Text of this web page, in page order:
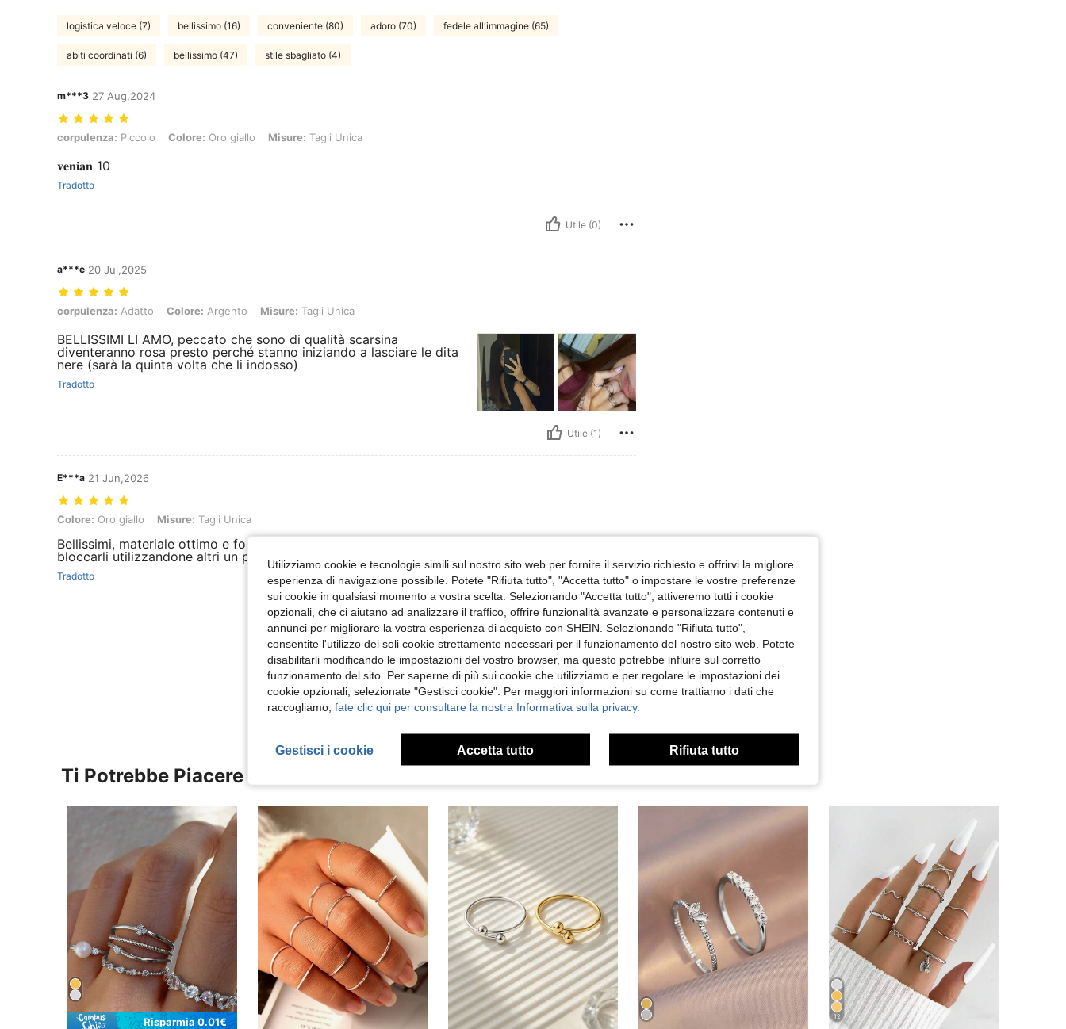
logistica veloce (7) bellissimo (16) conveniente (80) adoro (70) fedele all'immagine (65)
abiti coordinati (6) bellissimo (47) stile sbagliato (4)
m***3 27 Aug,2024
corpulenza: Piccolo, Colore: Oro giallo, Misure: Tagli Unica
corpulenza: Piccolo Colore: Oro giallo Misure: Tagli Unica
𝐯𝐞𝐧𝐢𝐚𝐧 10
Tradotto
Utile (0)
a***e 20 Jul,2025
corpulenza: Adatto, Colore: Argento, Misure: Tagli Unica
corpulenza: Adatto Colore: Argento Misure: Tagli Unica
BELLISSIMI LI AMO, peccato che sono di qualità scarsina
diventeranno rosa presto perché stanno iniziando a lasciare le dita
nere (sarà la quinta volta che li indosso)
Tradotto
Utile (1)
E***a 21 Jun,2026
Colore: Oro giallo, Misure: Tagli Unica
Colore: Oro giallo Misure: Tagli Unica
Bellissimi, materiale ottimo e forme diverse Alcuni sono un po’ grandini, ma basta
bloccarli utilizzandone altri un più stretti Li adoro!
Tradotto
Utile (0)
Visualizza Altre Recensioni
Ti Potrebbe Piacere
Risparmia 0.01€ 12
Utilizziamo cookie e tecnologie simili sul nostro sito web per fornire il servizio richiesto e offrirvi la migliore
esperienza di navigazione possibile. Potete "Rifiuta tutto", "Accetta tutto" o impostare le vostre preferenze
sui cookie in qualsiasi momento a vostra scelta. Selezionando "Accetta tutto", attiveremo tutti i cookie
opzionali, che ci aiutano ad analizzare il traffico, offrire funzionalità avanzate e personalizzare contenuti e
annunci per migliorare la vostra esperienza di acquisto con SHEIN. Selezionando "Rifiuta tutto",
consentite l'utilizzo dei soli cookie strettamente necessari per il funzionamento del nostro sito web. Potete
disabilitarli modificando le impostazioni del vostro browser, ma questo potrebbe influire sul corretto
funzionamento del sito. Per saperne di più sui cookie che utilizziamo e per regolare le impostazioni dei
cookie opzionali, selezionate "Gestisci cookie". Per maggiori informazioni su come trattiamo i dati che
raccogliamo, fate clic qui per consultare la nostra Informativa sulla privacy.
Gestisci i cookie Accetta tutto Rifiuta tutto